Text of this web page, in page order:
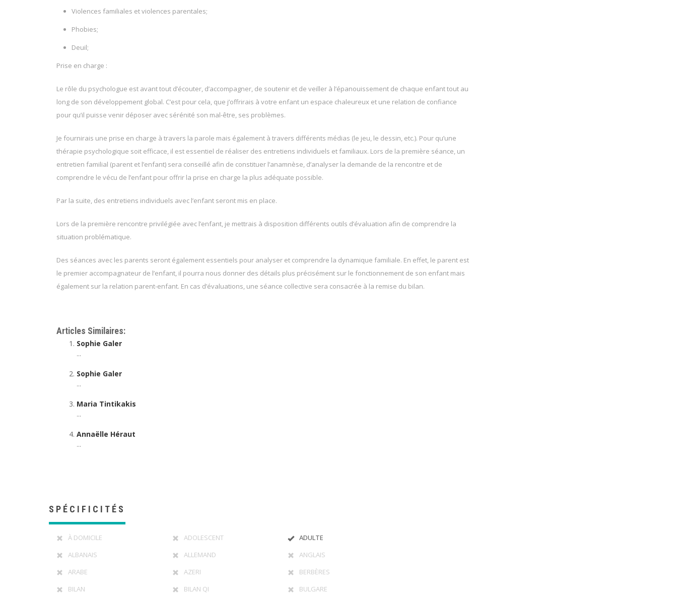
Violences familiales et violences parentales;
Phobies;
Deuil;
Prise en charge :
Le rôle du psychologue est avant tout d’écouter, d’accompagner, de soutenir et de veiller à l’épanouissement de chaque enfant tout au
long de son développement global. C’est pour cela, que j’offrirais à votre enfant un espace chaleureux et une relation de confiance
pour qu’il puisse venir déposer avec sérénité son mal-être, ses problèmes.
Je fournirais une prise en charge à travers la parole mais également à travers différents médias (le jeu, le dessin, etc.). Pour qu’une
thérapie psychologique soit efficace, il est essentiel de réaliser des entretiens individuels et familiaux. Lors de la première séance, un
entretien familial (parent et l’enfant) sera conseillé afin de constituer l’anamnèse, d’analyser la demande de la rencontre et de
comprendre le vécu de l’enfant pour offrir la prise en charge la plus adéquate possible.
Par la suite, des entretiens individuels avec l’enfant seront mis en place.
Lors de la première rencontre privilégiée avec l’enfant, je mettrais à disposition différents outils d’évaluation afin de comprendre la
situation problématique.
Des séances avec les parents seront également essentiels pour analyser et comprendre la dynamique familiale. En effet, le parent est
le premier accompagnateur de l’enfant, il pourra nous donner des détails plus précisément sur le fonctionnement de son enfant mais
également sur la relation parent-enfant. En cas d’évaluations, une séance collective sera consacrée à la remise du bilan.
Articles Similaires:
Sophie Galer
...
Sophie Galer
...
Maria Tintikakis
...
Annaëlle Héraut
...
SPÉCIFICITÉS
À DOMICILE ADOLESCENT
ADULTE
ALBANAIS
ALLEMAND
ANGLAIS
ARABE
AZERI
BERBÈRES
BILAN
BILAN QI
BULGARE